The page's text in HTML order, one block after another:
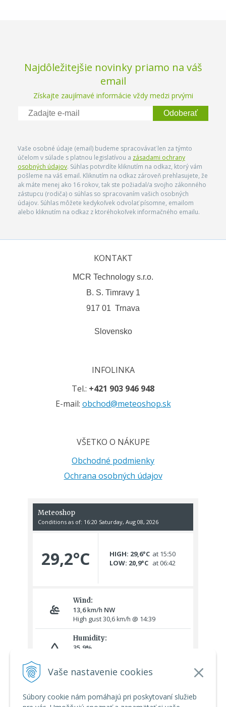
Vaše nastavenie cookies
Súbory cookie nám pomáhajú pri poskytovaní služieb
Najdôležitejšie novinky priamo na váš
email
Získajte zaujímavé informácie vždy medzi prvými
Odoberať
Vaše osobné údaje (email) budeme spracovávať len za týmto
účelom v súlade s platnou legislatívou a zásadami ochrany
osobných údajov. Súhlas potvrdíte kliknutím na odkaz, ktorý vám
pošleme na váš email. Kliknutím na odkaz zároveň prehlasujete, že
ak máte menej ako 16 rokov, tak ste požiadal/a svojho zákonného
zástupcu (rodiča) o súhlas so spracovaním vašich osobných
údajov. Súhlas môžete kedykoľvek odvolať písomne, emailom
alebo kliknutím na odkaz z ktoréhokoľvek informačného emailu.
KONTAKT
MCR Technology s.r.o.
B. S. Timravy 1
917 01 Trnava
Slovensko
INFOLINKA
Tel.: +421 903 946 948
E-mail: obchod@meteoshop.sk
VŠETKO O NÁKUPE
Obchodné podmienky
Ochrana osobných údajov